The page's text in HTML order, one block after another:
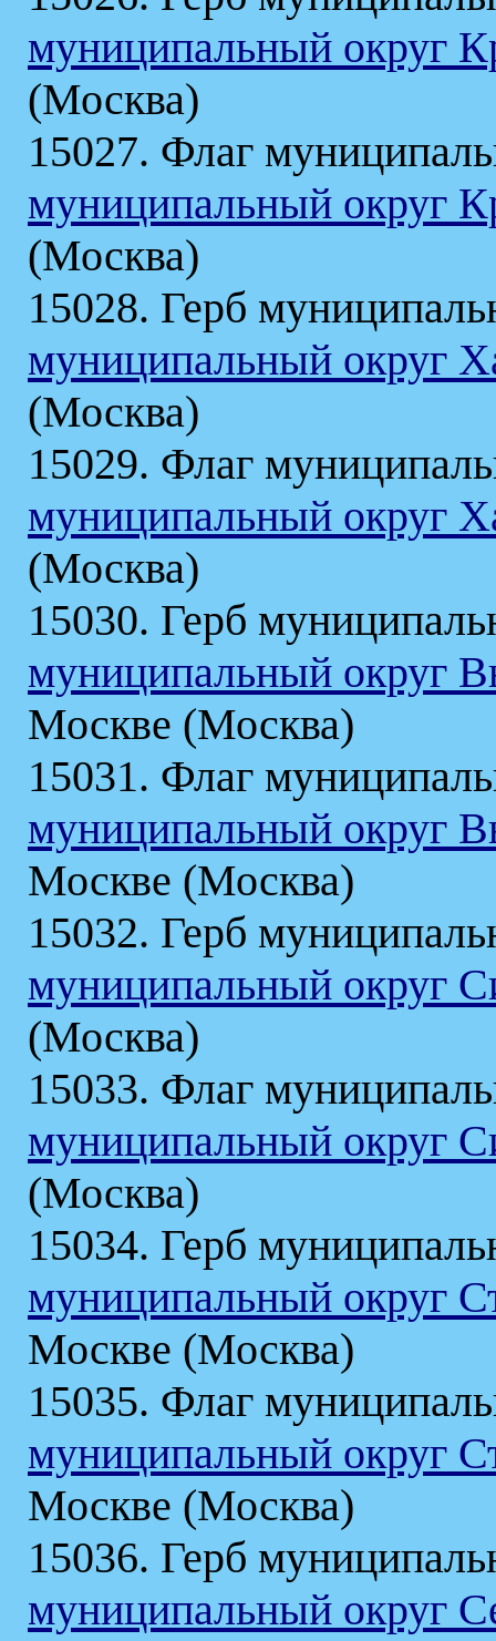
муниципальный округ
(Москва)
15027. Флаг
муниципальный округ
(Москва)
15028. Герб
муниципальный округ
(Москва)
15029. Флаг
муниципальный округ
(Москва)
15030. Герб
муниципальный округ
Москве (Москва)
15031. Флаг
муниципальный округ
Москве (Москва)
15032. Герб
муниципальный округ
(Москва)
15033. Флаг
муниципальный округ
(Москва)
15034. Герб
муниципальный округ
Москве (Москва)
15035. Флаг
муниципальный округ
Москве (Москва)
15036. Герб
муниципальный округ